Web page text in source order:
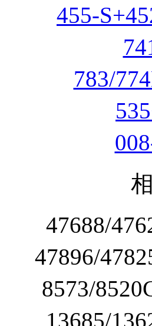
455-
783/
47688/
47896/
8573/
13685/